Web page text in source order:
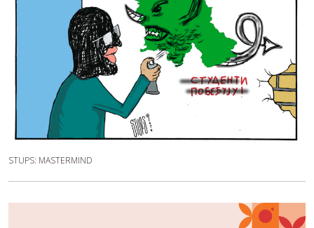
STUPS: MASTERMIND